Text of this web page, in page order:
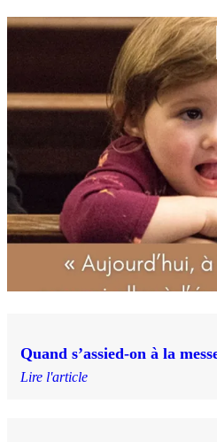
Quand s’assied-on à la
Lire l'article